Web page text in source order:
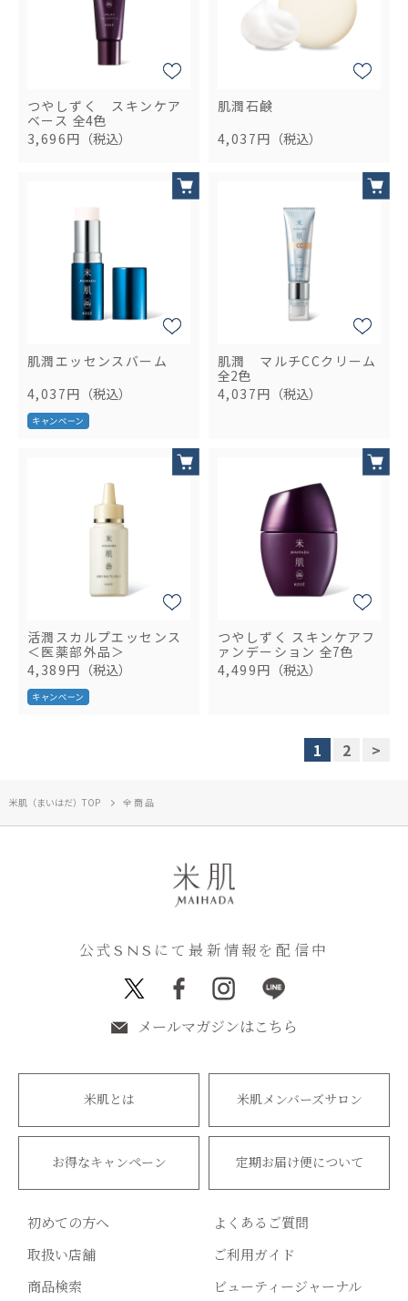
つやしずく スキンケア
ベース 全4色
3,696円 （税込）
肌潤石鹸
4,037円 （税込）
肌潤エッセンスバーム
4,037円 （税込）
肌潤 マルチCCクリーム
全2色
4,037円 （税込）
活潤スカルプエッセンス
＜医薬部外品＞
4,389円 （税込）
つやしずく スキンケアフ
ァンデーション全7色
4,499円 （税込）
1 2 >
米肌（まいはだ）TOP 全商品
公式SNSにて最新情報を配信中
メールマガジンはこちら
米肌とは 米肌メンバーズサロン
お得なキャンペーン 定期お届け便について
初めての方へ
よくあるご質問
取扱い店舗
ご利用ガイド
商品検索
ビューティージャーナル